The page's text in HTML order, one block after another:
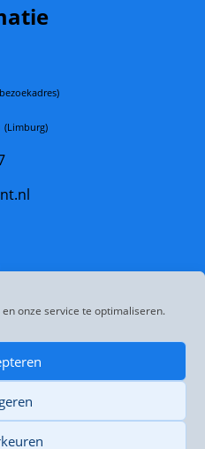
onze service te optimaliseren.
(Limburg)